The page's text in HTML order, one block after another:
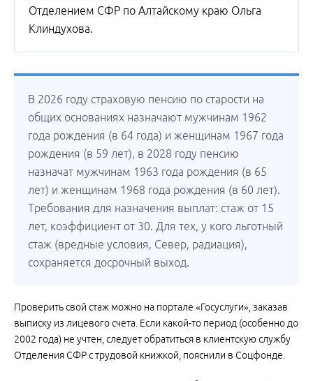
Отделением СФР по Алтайскому краю Ольга
Клиндухова.
В 2026 году страховую пенсию по старости на
общих основаниях назначают мужчинам 1962
года рождения (в 64 года) и женщинам 1967 года
рождения (в 59 лет), в 2028 году пенсию
назначат мужчинам 1963 года рождения (в 65
лет) и женщинам 1968 года рождения (в 60 лет).
Требования для назначения выплат: стаж от 15
лет, коэффициент от 30. Для тех, у кого льготный
стаж (вредные условия, Север, радиация),
сохраняется досрочный выход.
Проверить свой стаж можно на портале «Госуслуги», заказав
выписку из лицевого счета. Если какой-то период (особенно до
2002 года) не учтен, следует обратиться в клиентскую службу
Отделения СФР с трудовой книжкой, пояснили в Соцфонде.